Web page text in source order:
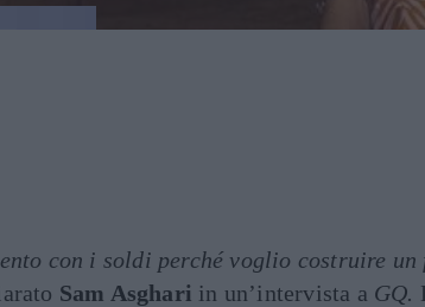
con i soldi perché voglio costruire
Sam Asghari in un’intervista a GQ.